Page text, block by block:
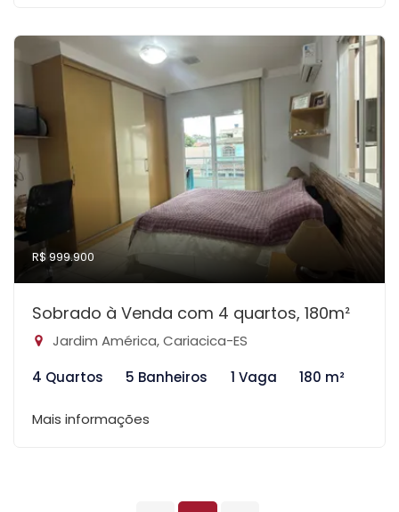
R$ 999.900
Sobrado à Venda com 4 quartos, 180m²
Jardim América, Cariacica-ES
4 Quartos
5 Banheiros 1 Vaga 180 m²
Mais informações